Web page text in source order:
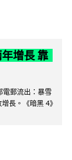
增長 靠
電郵流出：暴雪
長。《暗黑 4》